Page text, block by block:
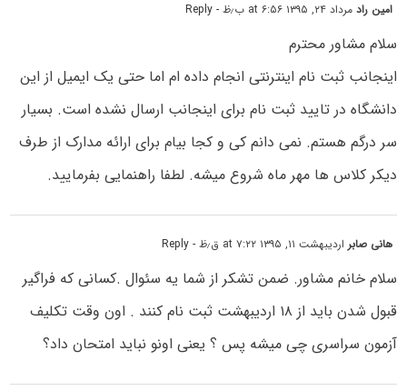
امین رادمرداد ۲۴, ۱۳۹۵ at ۶:۵۶ ب٫ظ - Reply
سلام مشاور محترم
اینجانب ثبت نام اینترنتی انجام داده ام اما حتی یک ایمیل از این
دانشگاه در تایید ثبت نام برای اینجانب ارسال نشده است. بسیار
سر درگم هستم. نمی دانم کی و کجا بیام برای ارائه مدارک از طرف
دیکر کلاس ها مهر ماه شروع میشه. لطفا راهنمایی بفرمایید.
هانی صابراردیبهشت ۱۱, ۱۳۹۵ at ۷:۲۲ ق٫ظ - Reply
سلام خانم مشاور. ضمن تشکر از شما یه سئوال .کسانی که فراگیر
قبول شدن باید از ۱۸ اردیبهشت ثبت نام کنند . اون وقت تکلیف
آزمون سراسری چی میشه پس ؟ یعنی اونو نباید امتحان داد؟